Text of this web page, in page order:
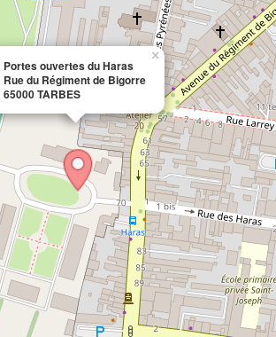
Portes ouvertes du Haras
Rue du Régiment de Bigorre
65000 TARBES
×